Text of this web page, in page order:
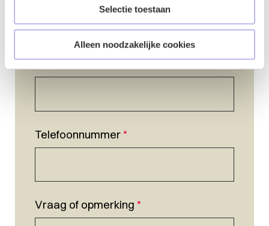
Selectie toestaan
Alleen noodzakelijke cookies
E-mailadres*
Telefoonnummer*
Vraag of opmerking *